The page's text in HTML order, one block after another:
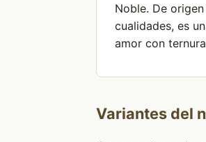
Noble. De
cualidades, es
amor con ternura
Variantes del